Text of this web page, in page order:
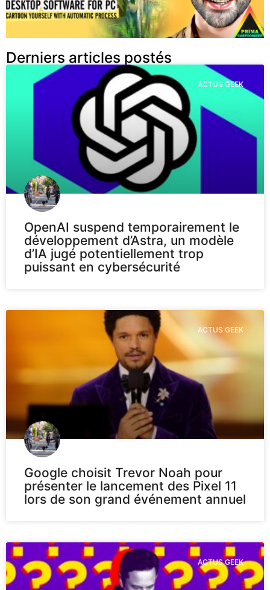
Derniers articles postés
ACTUS GEEK
OpenAI suspend temporairement le
développement d’Astra, un modèle
d’IA jugé potentiellement trop
puissant en cybersécurité
ACTUS GEEK
Google choisit Trevor Noah pour
présenter le lancement des Pixel 11
lors de son grand événement annuel
ACTUS GEEK